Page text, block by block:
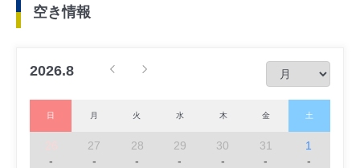
空き情報
2026.8
日 月 火 水 木 金 土
26
-
27
-
28
-
29
-
30
-
31
-
1
-